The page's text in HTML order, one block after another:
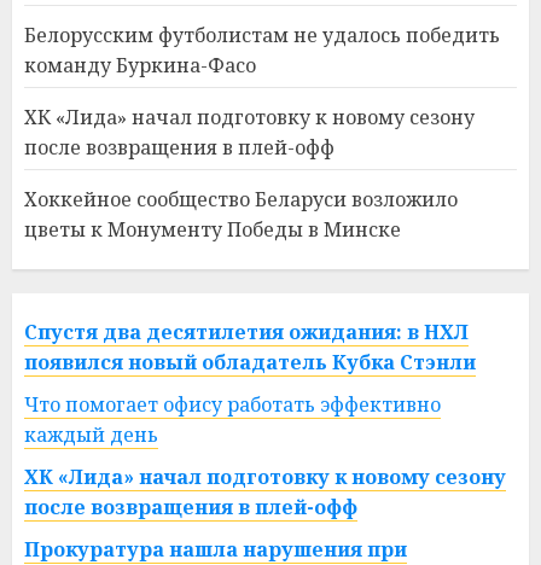
Белорусским футболистам не удалось победить
команду Буркина-Фасо
ХК «Лида» начал подготовку к новому сезону
после возвращения в плей-офф
Хоккейное сообщество Беларуси возложило
цветы к Монументу Победы в Минске
Спустя два десятилетия ожидания: в НХЛ
появился новый обладатель Кубка Стэнли
Что помогает офису работать эффективно
каждый день
ХК «Лида» начал подготовку к новому сезону
после возвращения в плей-офф
Прокуратура нашла нарушения при